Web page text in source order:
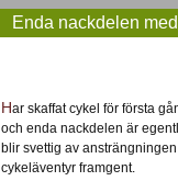
Enda nackdelen
Har skaffat cykel för första gången på 10 år och använder den nu till och från jobbet. Det är riktigt kul tycker jag
och enda nackdelen är
blir svettig av
cykeläventyr framgent.